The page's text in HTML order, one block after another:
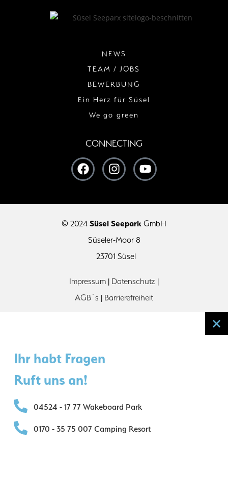
NEWS
TEAM / JOBS
BEWERBUNG
Ein Herz für Süsel
We go green
CONNECTING
© 2024 Süsel Seepark GmbH
Süseler-Moor 8
23701 Süsel
Impressum | Datenschutz |
AGB´s | Barrierefreiheit
Ihr habt Fragen
Ruft uns an!
04524 - 17 77 Wakeboard Park
0170 - 35 75 007 Camping Resort